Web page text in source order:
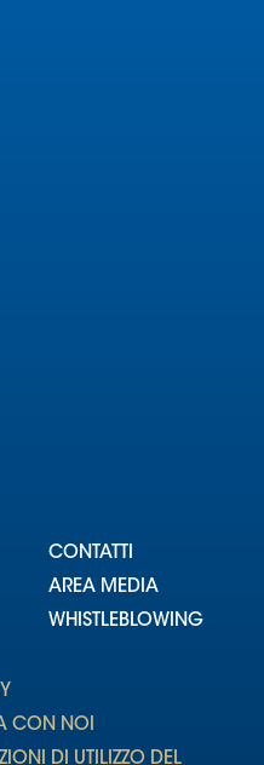
CONTATTI
AREA MEDIA
WHISTLEBLOWING
CON NOI
DI UTILIZZO DEL